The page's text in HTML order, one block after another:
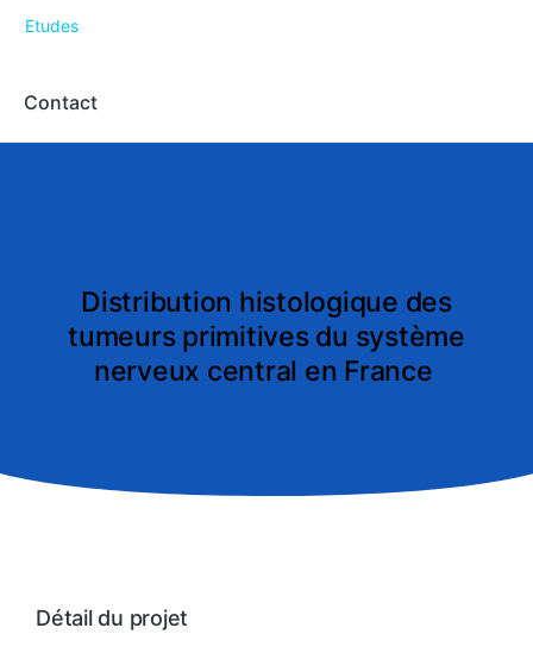
Etudes
Contact
Distribution histologique des
tumeurs primitives du système
nerveux central en France
Détail du projet